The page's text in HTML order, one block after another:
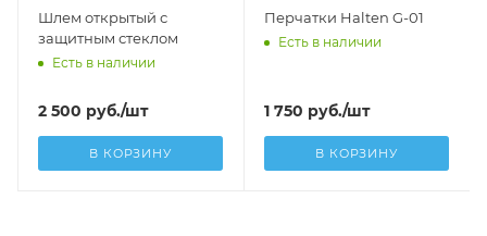
Шлем открытый с
защитным стеклом
Есть в наличии
2 500 руб./шт
В КОРЗИНУ
Перчатки Halten G-01
Есть в наличии
1 750 руб./шт
В КОРЗИНУ